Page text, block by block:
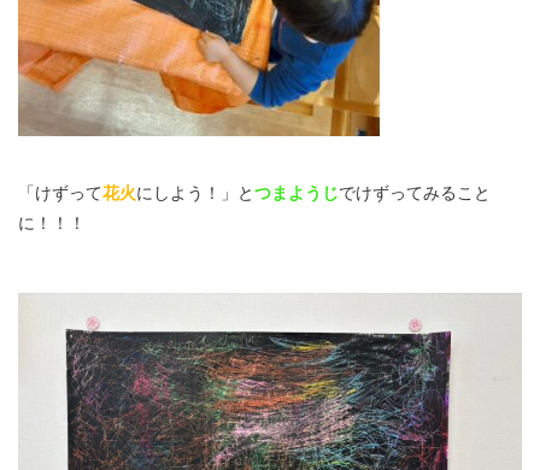
「けずって花火にしよう！」とつまようじでけずってみること
に！！！